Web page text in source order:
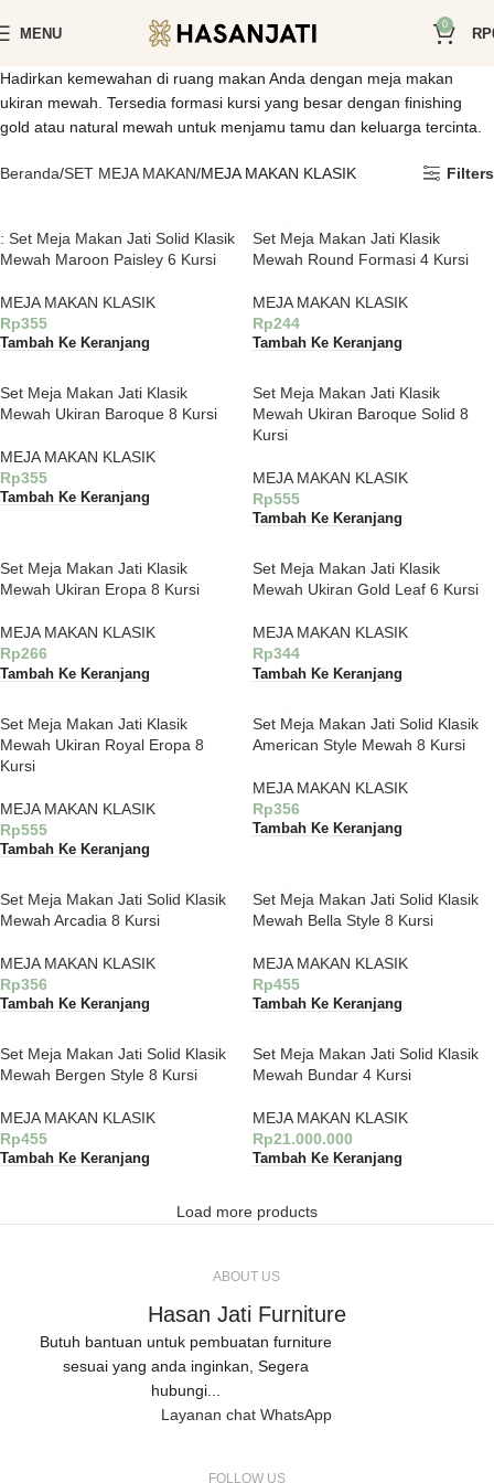
MENU
0
RP
Hadirkan kemewahan di ruang makan Anda dengan meja makan
ukiran mewah. Tersedia formasi kursi yang besar dengan finishing
gold atau natural mewah untuk menjamu tamu dan keluarga tercinta.
Beranda SET MEJA MAKAN MEJA MAKAN KLASIK Filters
: Set Meja Makan Jati Solid Klasik
Mewah Maroon Paisley 6 Kursi
MEJA MAKAN KLASIK
Rp355
Tambah Ke Keranjang
Set Meja Makan Jati Klasik
Mewah Round Formasi 4 Kursi
MEJA MAKAN KLASIK
Rp244
Tambah Ke Keranjang
Set Meja Makan Jati Klasik
Mewah Ukiran Baroque 8 Kursi
MEJA MAKAN KLASIK
Rp355
Tambah Ke Keranjang
Set Meja Makan Jati Klasik
Mewah Ukiran Baroque Solid 8
Kursi
MEJA MAKAN KLASIK
Rp555
Tambah Ke Keranjang
Set Meja Makan Jati Klasik
Mewah Ukiran Eropa 8 Kursi
MEJA MAKAN KLASIK
Rp266
Tambah Ke Keranjang
Set Meja Makan Jati Klasik
Mewah Ukiran Gold Leaf 6 Kursi
MEJA MAKAN KLASIK
Rp344
Tambah Ke Keranjang
Set Meja Makan Jati Klasik
Mewah Ukiran Royal Eropa 8
Kursi
MEJA MAKAN KLASIK
Rp555
Tambah Ke Keranjang
Set Meja Makan Jati Solid Klasik
American Style Mewah 8 Kursi
MEJA MAKAN KLASIK
Rp356
Tambah Ke Keranjang
Set Meja Makan Jati Solid Klasik
Mewah Arcadia 8 Kursi
MEJA MAKAN KLASIK
Rp356
Tambah Ke Keranjang
Set Meja Makan Jati Solid Klasik
Mewah Bella Style 8 Kursi
MEJA MAKAN KLASIK
Rp455
Tambah Ke Keranjang
Set Meja Makan Jati Solid Klasik
Mewah Bergen Style 8 Kursi
MEJA MAKAN KLASIK
Rp455
Tambah Ke Keranjang
Set Meja Makan Jati Solid Klasik
Mewah Bundar 4 Kursi
MEJA MAKAN KLASIK
Rp21.000.000
Tambah Ke Keranjang
Load more products
ABOUT US
Hasan Jati Furniture
Butuh bantuan untuk pembuatan furniture
sesuai yang anda inginkan, Segera
hubungi...
Layanan chat WhatsApp
FOLLOW US